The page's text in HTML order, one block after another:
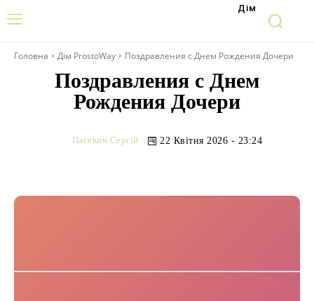
Дім
Головна Дім ProstoWay Поздравления с Днем Рождения Дочери
Поздравления с Днем
Рождения Дочери
Пасевич Сергій 22 Квітня 2026 - 23:24